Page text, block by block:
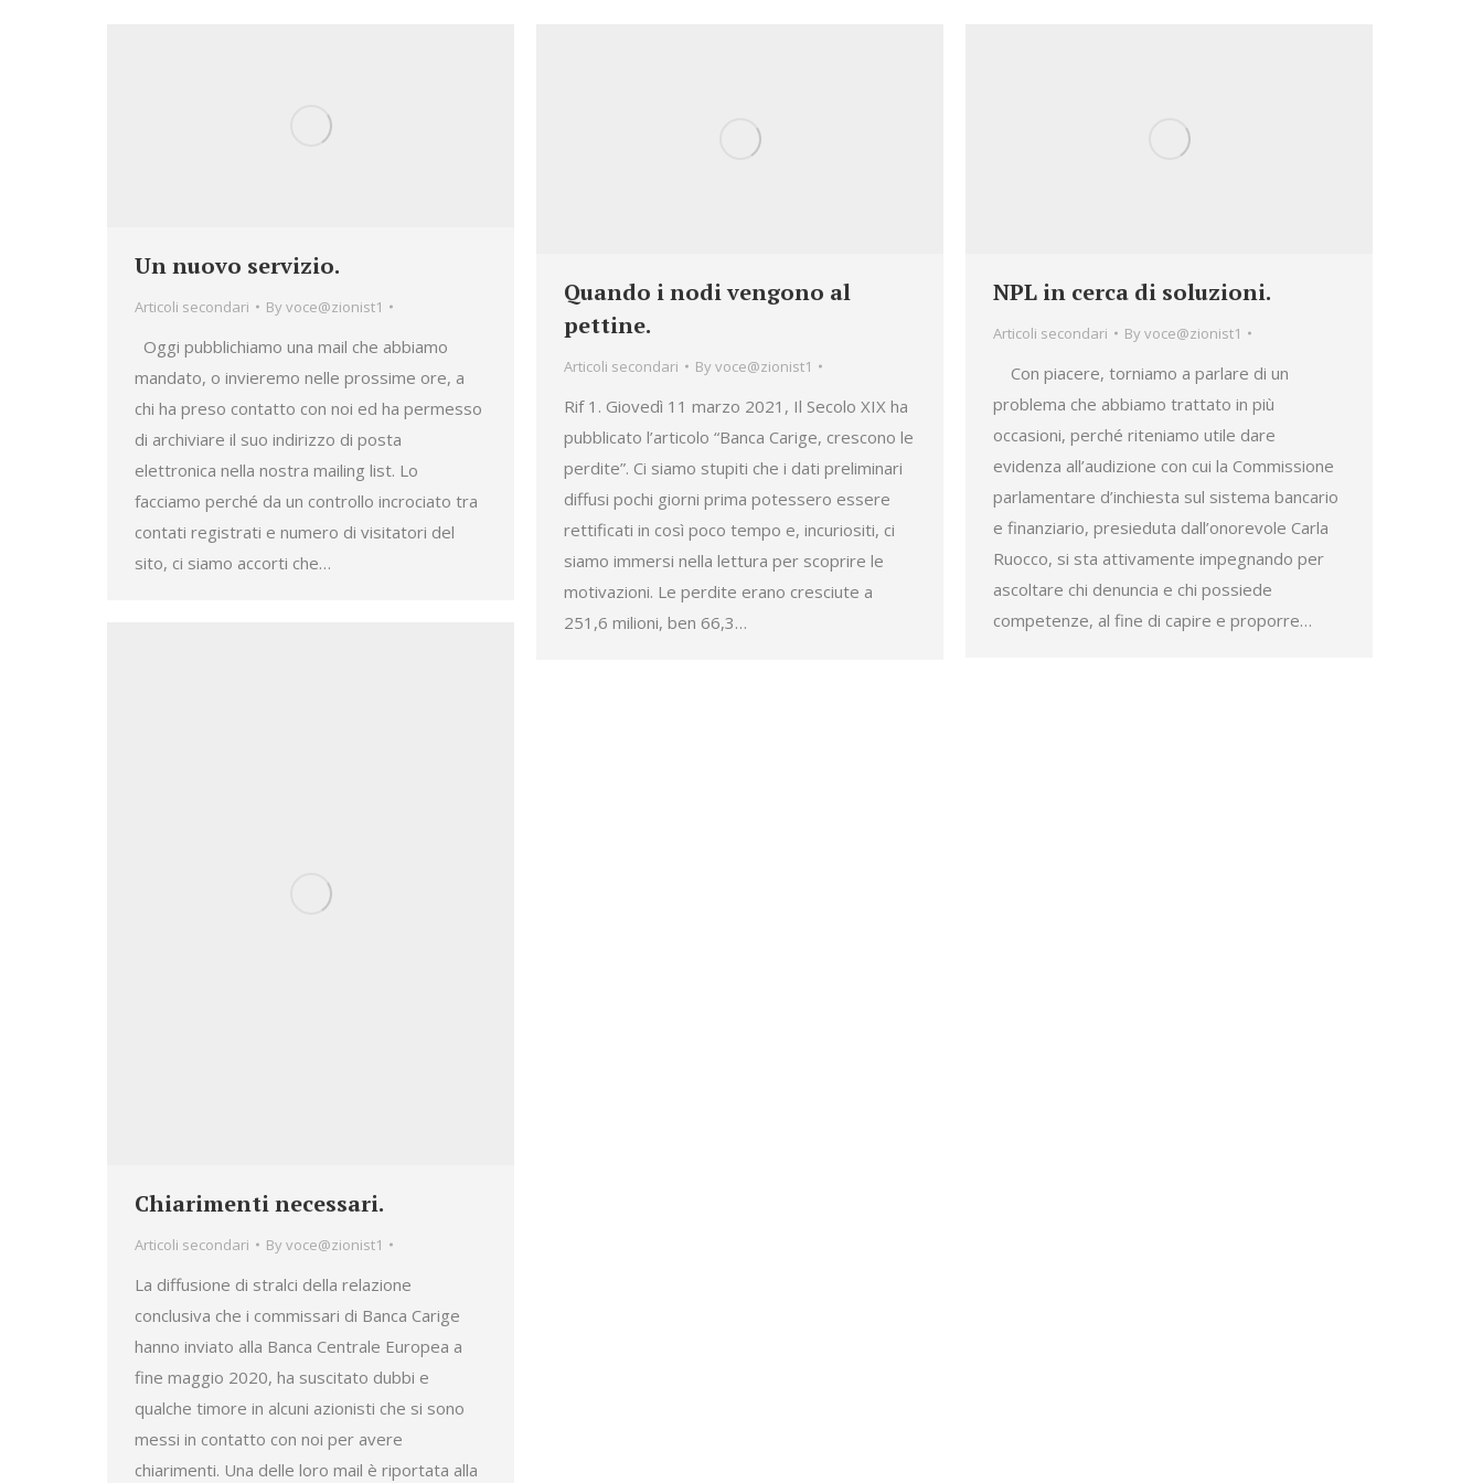
Un nuovo servizio.
Articoli secondari Byvoce@zionist1
Oggi pubblichiamo una mail che abbiamo
mandato, o invieremo nelle prossime ore, a
chi ha preso contatto con noi ed ha permesso
di archiviare il suo indirizzo di posta
elettronica nella nostra mailing list. Lo
facciamo perché da un controllo incrociato tra
contati registrati e numero di visitatori del
sito, ci siamo accorti che…
Quando i nodi vengono al
pettine.
Articoli secondari Byvoce@zionist1
Rif 1. Giovedì 11 marzo 2021, Il Secolo XIX ha
pubblicato l’articolo “Banca Carige, crescono le
perdite”. Ci siamo stupiti che i dati preliminari
diffusi pochi giorni prima potessero essere
rettificati in così poco tempo e, incuriositi, ci
siamo immersi nella lettura per scoprire le
motivazioni. Le perdite erano cresciute a
251,6 milioni, ben 66,3…
NPL in cerca di soluzioni.
Articoli secondari Byvoce@zionist1
Con piacere, torniamo a parlare di un
problema che abbiamo trattato in più
occasioni, perché riteniamo utile dare
evidenza all’audizione con cui la Commissione
parlamentare d’inchiesta sul sistema bancario
e finanziario, presieduta dall’onorevole Carla
Ruocco, si sta attivamente impegnando per
ascoltare chi denuncia e chi possiede
competenze, al fine di capire e proporre…
Chiarimenti necessari.
Articoli secondari Byvoce@zionist1
La diffusione di stralci della relazione
conclusiva che i commissari di Banca Carige
hanno inviato alla Banca Centrale Europea a
fine maggio 2020, ha suscitato dubbi e
qualche timore in alcuni azionisti che si sono
messi in contatto con noi per avere
chiarimenti. Una delle loro mail è riportata alla